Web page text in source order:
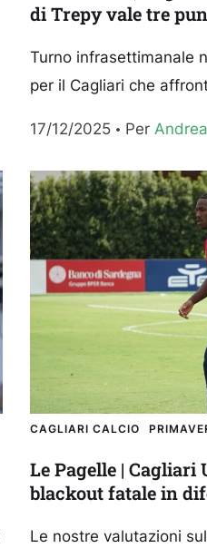
di Trepy vale tre
Turno infrasettimanale
per il Cagliari che
della gara – clicca...
17/12/2025 Per
CAGLIARI CALCIO
Le Pagelle | Cagliari
blackout fatale in
Le nostre valutazioni